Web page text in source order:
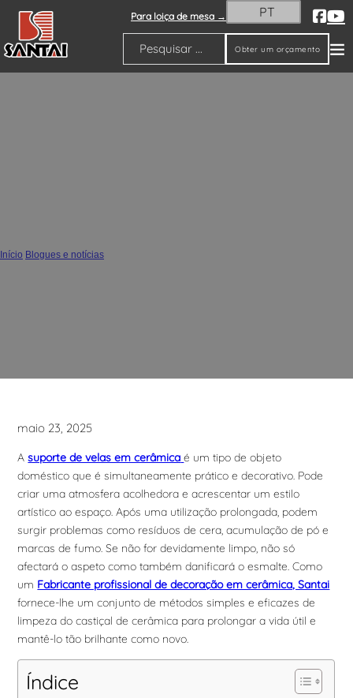
Para loiça de mesa → PT
Pesquisar
Obter um orçamento
Início Blogues e notícias
maio 23, 2025
A suporte de velas em cerâmica é um tipo de objeto
doméstico que é simultaneamente prático e decorativo. Pode
criar uma atmosfera acolhedora e acrescentar um estilo
artístico ao espaço. Após uma utilização prolongada, podem
surgir problemas como resíduos de cera, acumulação de pó e
marcas de fumo. Se não for devidamente limpo, não só
afectará o aspeto como também danificará o esmalte. Como
um Fabricante profissional de decoração em cerâmica, Santai
fornece-lhe um conjunto de métodos simples e eficazes de
limpeza do castiçal de cerâmica para prolongar a vida útil e
mantê-lo tão brilhante como novo.
Índice